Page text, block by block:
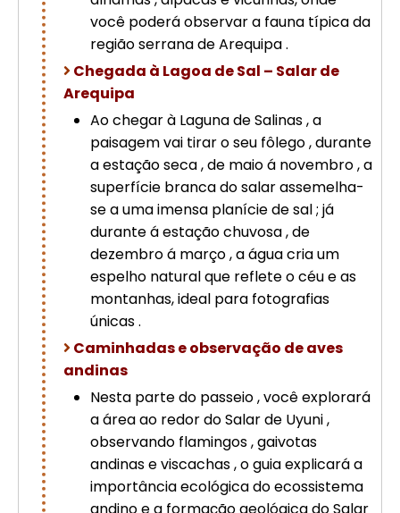
você poderá observar a fauna típica da
região serrana de Arequipa .
Chegada à Lagoa de Sal – Salar de
Arequipa
Ao chegar à Laguna de Salinas , a
paisagem vai tirar o seu fôlego , durante
a estação seca , de maio á novembro , a
superfície branca do salar assemelha-
se a uma imensa planície de sal ; já
durante á estação chuvosa , de
dezembro á março , a água cria um
espelho natural que reflete o céu e as
montanhas, ideal para fotografias
únicas .
Caminhadas e observação de aves
andinas
Nesta parte do passeio , você explorará
a área ao redor do Salar de Uyuni ,
observando flamingos , gaivotas
andinas e viscachas , o guia explicará a
importância ecológica do ecossistema